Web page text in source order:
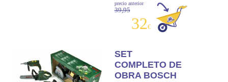
precio anterior
39,95
32€
SET
COMPLETO DE
OBRA BOSCH